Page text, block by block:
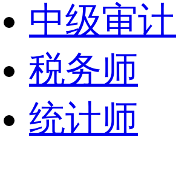
中级审
税务师
统计师